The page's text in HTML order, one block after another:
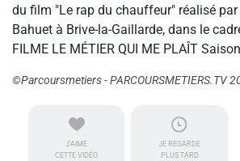
du film "Le rap du chauffeur" réalisé
Bahuet à Brive-la-Gaillarde, dans le
FILME LE MÉTIER QUI ME PLAÎT
©Parcoursmetiers - PARCOURSMETIERS.TV
J'AIME
CETTE VIDÉO
JE REGARDE
PLUS TARD